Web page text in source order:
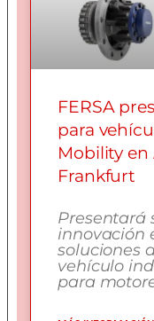
FERSA
para
Mobility
Frankfurt
Presentará
innovación
soluciones
vehículo
para